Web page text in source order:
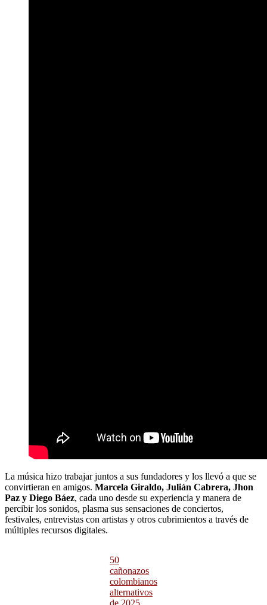
La música hizo trabajar juntos a sus fundadores y los llevó a que se
convirtieran en amigos. Marcela Giraldo, Julián Cabrera, Jhon
Paz y Diego Báez, cada uno desde su experiencia y manera de
percibir los sonidos, plasma sus sensaciones de conciertos,
festivales, entrevistas con artistas y otros cubrimientos a través de
múltiples recursos digitales.
50
cañonazos
colombianos
alternativos
de 2025